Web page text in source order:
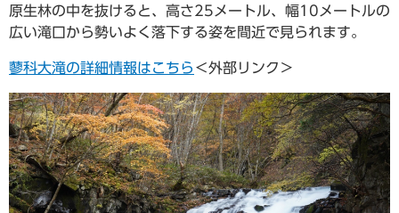
原生林の中を抜けると、高さ25メートル、幅10メートルの
広い滝口から勢いよく落下する姿を間近で見られます。
蓼科大滝の詳細情報はこちら ＜外部リンク＞